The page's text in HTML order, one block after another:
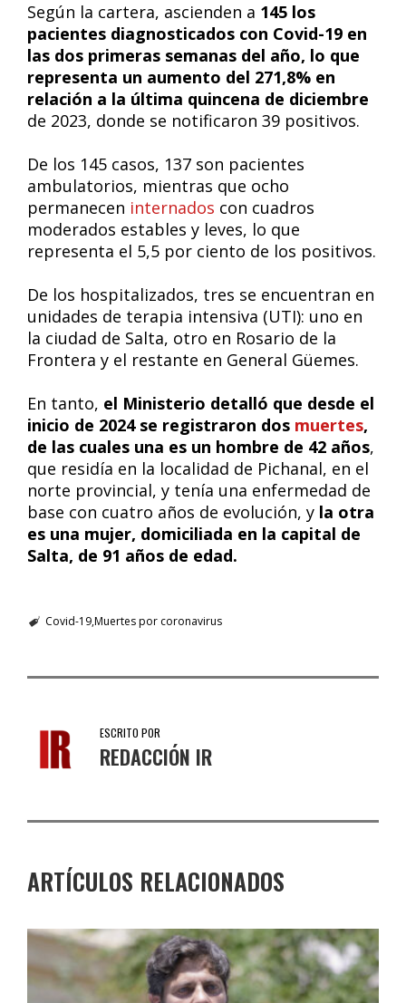
Según la cartera, ascienden a 145 los
pacientes diagnosticados con Covid-19 en
las dos primeras semanas del año, lo que
representa un aumento del 271,8% en
relación a la última quincena de diciembre
de 2023, donde se notificaron 39 positivos.
De los 145 casos, 137 son pacientes
ambulatorios, mientras que ocho
permanecen internados con cuadros
moderados estables y leves, lo que
representa el 5,5 por ciento de los positivos.
De los hospitalizados, tres se encuentran en
unidades de terapia intensiva (UTI): uno en
la ciudad de Salta, otro en Rosario de la
Frontera y el restante en General Güemes.
En tanto, el Ministerio detalló que desde el
inicio de 2024 se registraron dos muertes,
de las cuales una es un hombre de 42 años,
que residía en la localidad de Pichanal, en el
norte provincial, y tenía una enfermedad de
base con cuatro años de evolución, y la otra
es una mujer, domiciliada en la capital de
Salta, de 91 años de edad.
Covid-19Muertes por coronavirus
ESCRITO POR
REDACCIÓN IR
ARTÍCULOS RELACIONADOS